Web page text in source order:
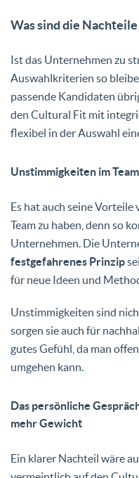
Was sind die
Ist das Unternehmen zu
Auswahlkriterien so
passende Kandidaten
den Cultural Fit mit
flexibel in der Auswahl
Unstimmigkeiten im
Es hat auch seine
Team zu haben, denn so
Unternehmen. Die
festgefahrenes Prinzip
für neue Ideen und
Unstimmigkeiten sind
sorgen sie auch für
gutes Gefühl, da man
umgehen kann.
Das persönliche
mehr Gewicht
Ein klarer Nachteil wäre